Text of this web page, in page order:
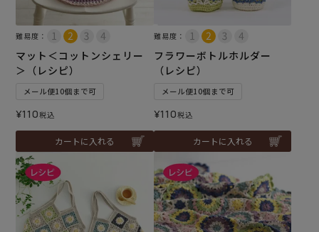
難易度：
マット＜コットンシェリー
＞（レシピ）
メール便10個まで可
¥110税込
カートに入れる
難易度：
フラワーボトルホルダー
（レシピ）
メール便10個まで可
¥110税込
カートに入れる